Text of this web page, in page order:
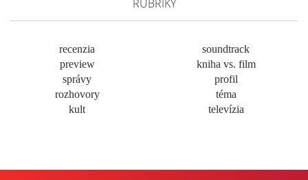
RUBRIKY
recenzia
preview
správy
rozhovory
kult
soundtrack
kniha vs. film
profil
téma
televízia